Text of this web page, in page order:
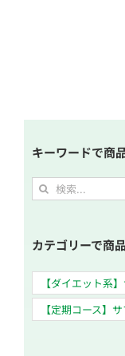
キーワードで商
検
索
カテゴリーで商
【ダイエット系
【定期コース】サ